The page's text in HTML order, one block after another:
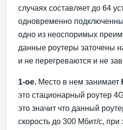
случаях составляет до 64
одновременно
одно из неоспоримых
данные роутеры заточены
и не перегреваются и не
1-ое. Место в нем занимает
это стационарный роутер
это значит что данный
скорость до 300 Мбит/с, при